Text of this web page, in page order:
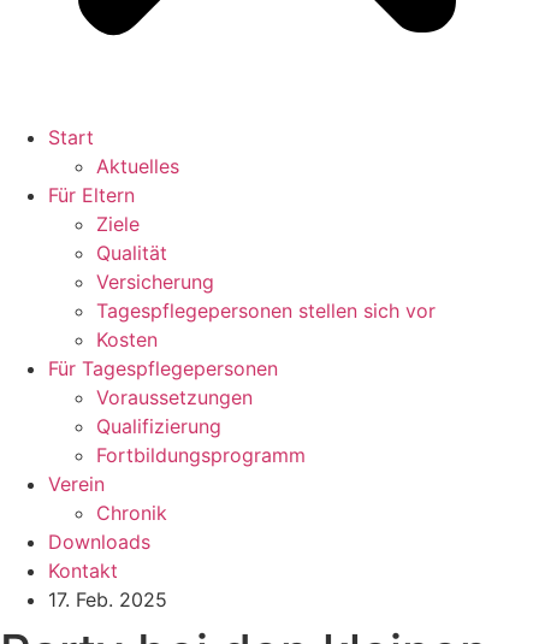
Start
Aktuelles
Für Eltern
Ziele
Qualität
Versicherung
Tagespflegepersonen stellen sich vor
Kosten
Für Tagespflegepersonen
Voraussetzungen
Qualifizierung
Fortbildungsprogramm
Verein
Chronik
Downloads
Kontakt
17. Feb. 2025